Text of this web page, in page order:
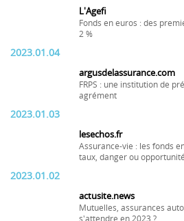
L'Agefi
Fonds en euros : des
2 %
2023.01.04
argusdelassurance.com
FRPS : une institution de
agrément
2023.01.03
lesechos.fr
Assurance-vie : les fonds
taux, danger ou
2023.01.02
actusite.news
Mutuelles, assurances
s'attendre en 2023 ?